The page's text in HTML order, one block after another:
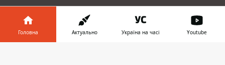
Головна Актуально Україна на часі Youtube